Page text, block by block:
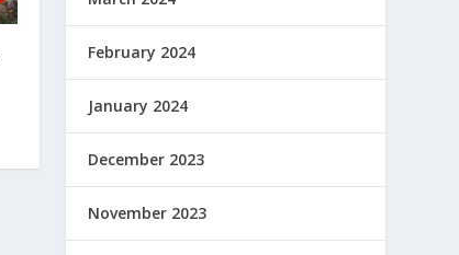
February 2024
January 2024
December 2023
November 2023